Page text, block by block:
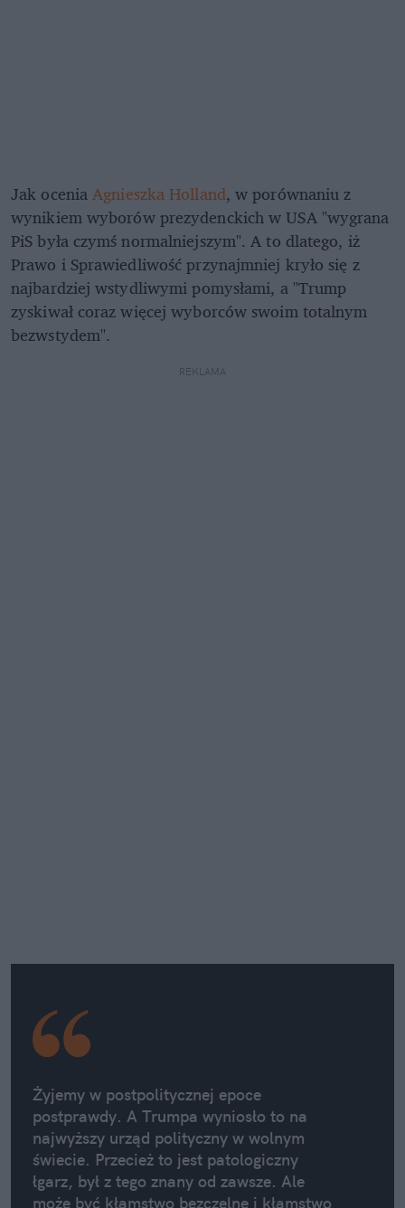
Jak oceniaAgnieszka Holland, w porównaniu z
wynikiem wyborów prezydenckich w USA "wygrana
PiS była czymś normalniejszym". A to dlatego, iż
Prawo i Sprawiedliwość przynajmniej kryło się z
najbardziej wstydliwymi pomysłami, a "Trump
zyskiwał coraz więcej wyborców swoim totalnym
bezwstydem".
REKLAMA
Żyjemy w postpolitycznej epoce
postprawdy. A Trumpa wyniosło to na
najwyższy urząd polityczny w wolnym
świecie. Przecież to jest patologiczny
łgarz, był z tego znany od zawsze. Ale
może być kłamstwo bezczelne i kłamstwo